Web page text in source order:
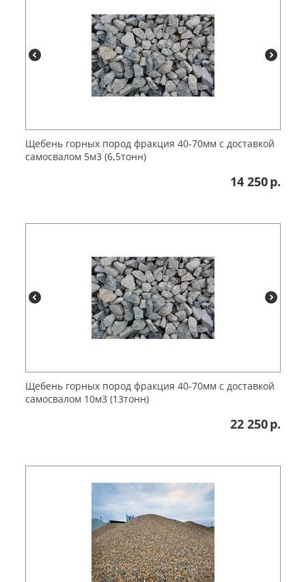
Щебень горных пород фракция 40-70мм с доставкой
самосвалом 5м3 (6,5тонн)
14 250р.
Щебень горных пород фракция 40-70мм с доставкой
самосвалом 10м3 (13тонн)
22 250р.